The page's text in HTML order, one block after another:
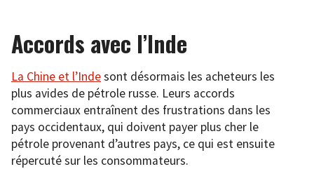
Accords avec l’Inde
La Chine et l’Indesont désormais les acheteurs les
plus avides de pétrole russe. Leurs accords
commerciaux entraînent des frustrations dans les
pays occidentaux, qui doivent payer plus cher le
pétrole provenant d’autres pays, ce qui est ensuite
répercuté sur les consommateurs.